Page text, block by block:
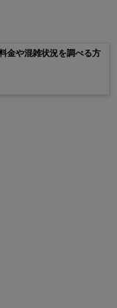
金や混雑状況を調べる方